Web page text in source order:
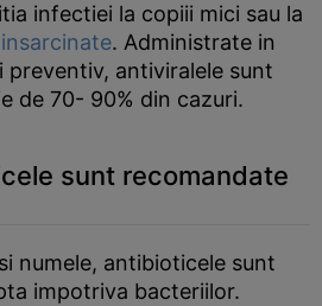
infectiei la copiii mici sau la
. Administrate in
preventiv, antiviralele sunt
de 70- 90% din cazuri.
sunt recomandate
numele, antibioticele sunt
impotriva bacteriilor.